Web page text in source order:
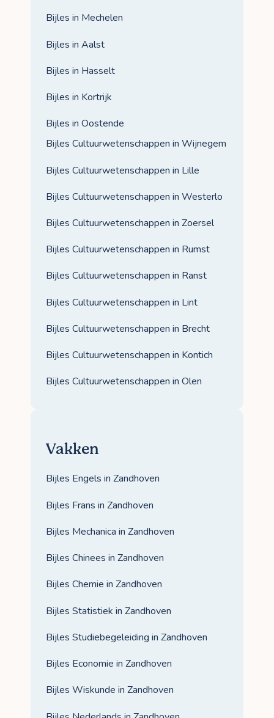
Bijles in Mechelen
Bijles in Aalst
Bijles in Hasselt
Bijles in Kortrijk
Bijles in Oostende
Bijles Cultuurwetenschappen in Wijnegem
Bijles Cultuurwetenschappen in Lille
Bijles Cultuurwetenschappen in Westerlo
Bijles Cultuurwetenschappen in Zoersel
Bijles Cultuurwetenschappen in Rumst
Bijles Cultuurwetenschappen in Ranst
Bijles Cultuurwetenschappen in Lint
Bijles Cultuurwetenschappen in Brecht
Bijles Cultuurwetenschappen in Kontich
Bijles Cultuurwetenschappen in Olen
Vakken
Bijles Engels in Zandhoven
Bijles Frans in Zandhoven
Bijles Mechanica in Zandhoven
Bijles Chinees in Zandhoven
Bijles Chemie in Zandhoven
Bijles Statistiek in Zandhoven
Bijles Studiebegeleiding in Zandhoven
Bijles Economie in Zandhoven
Bijles Wiskunde in Zandhoven